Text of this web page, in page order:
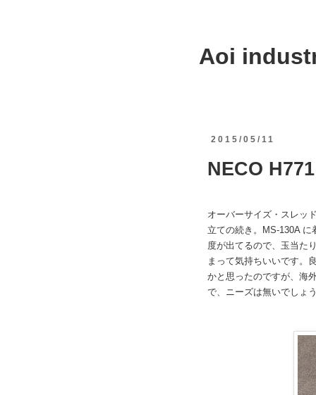
Aoi
2015/05/11
NECO
オーバーサイズ・スレッ
立ての続き。MS-130A
度が出てるので、玉当た
まって気持ちいいです。
かと思ったのですが、海
で、ニーズは無いでしょ